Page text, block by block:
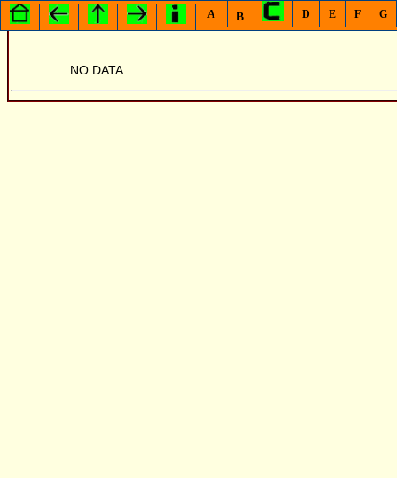
A B D E F G
NO DATA